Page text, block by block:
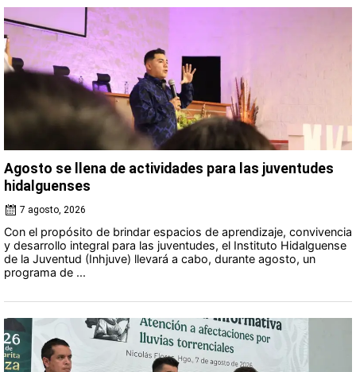
Agosto se llena de actividades para las juventudes
hidalguenses
7 agosto, 2026
Con el propósito de brindar espacios de aprendizaje, convivencia
y desarrollo integral para las juventudes, el Instituto Hidalguense
de la Juventud (Inhjuve) llevará a cabo, durante agosto, un
programa de ...